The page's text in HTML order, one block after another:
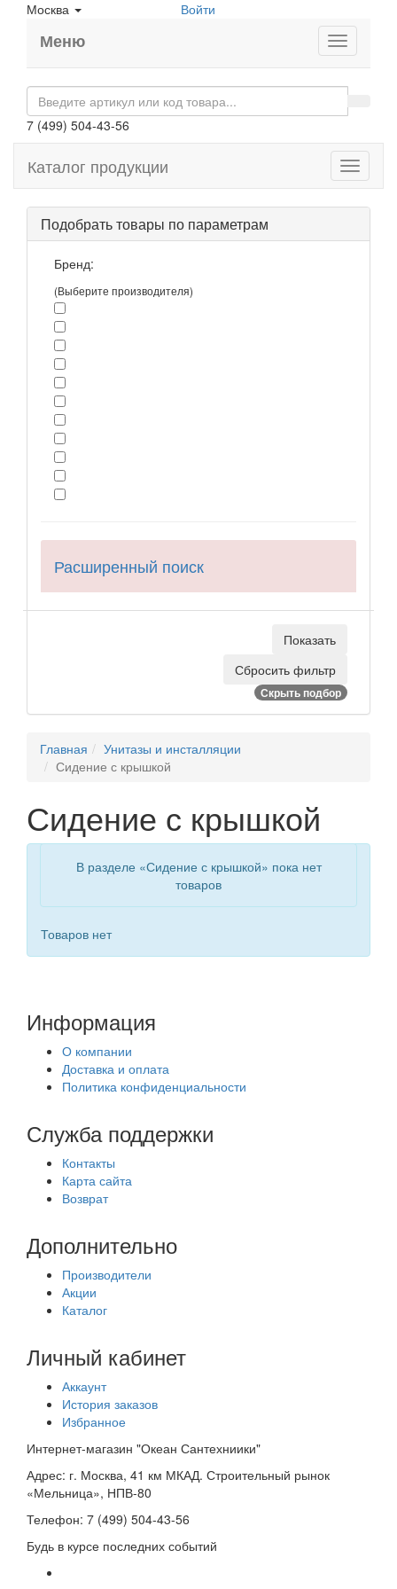
Москва Войти
Меню
7 (499) 504-43-56
Toggle
Каталог продукции
Подобрать товары по параметрам
Бренд:
(Выберите производителя)
Расширенный поиск
Скрыть подбор
Главная
Унитазы и инсталляции
Сидение с крышкой
Сидение с крышкой
В разделе «Сидение с крышкой» пока нет
товаров
Товаров нет
Информация
О компании
Доставка и оплата
Политика конфиденциальности
Служба поддержки
Контакты
Карта сайта
Возврат
Дополнительно
Производители
Акции
Каталог
Личный кабинет
Аккаунт
История заказов
Избранное
Интернет-магазин "Океан Сантехниики"
Адрес: г. Москва, 41 км МКАД. Строительный рынок
«Мельница», НПВ-80
Телефон: 7 (499) 504-43-56
Будь в курсе последних событий